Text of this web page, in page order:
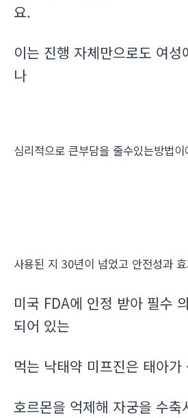
요.
이는 진행 자체만으로도 여성
나
심리적으로 큰부담을 줄수있는방법이
사용된 지 30년이 넘었고 안전성과
미국 FDA에 인정 받아 필수
되어 있는
먹는 낙태약 미프진은 태아가
호르몬을 억제해 자궁을 수축